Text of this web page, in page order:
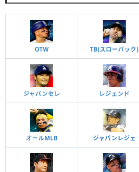
OTW TB(スローバック)
ジャパンセレ レジェンド
オールMLB ジャパンレジェ